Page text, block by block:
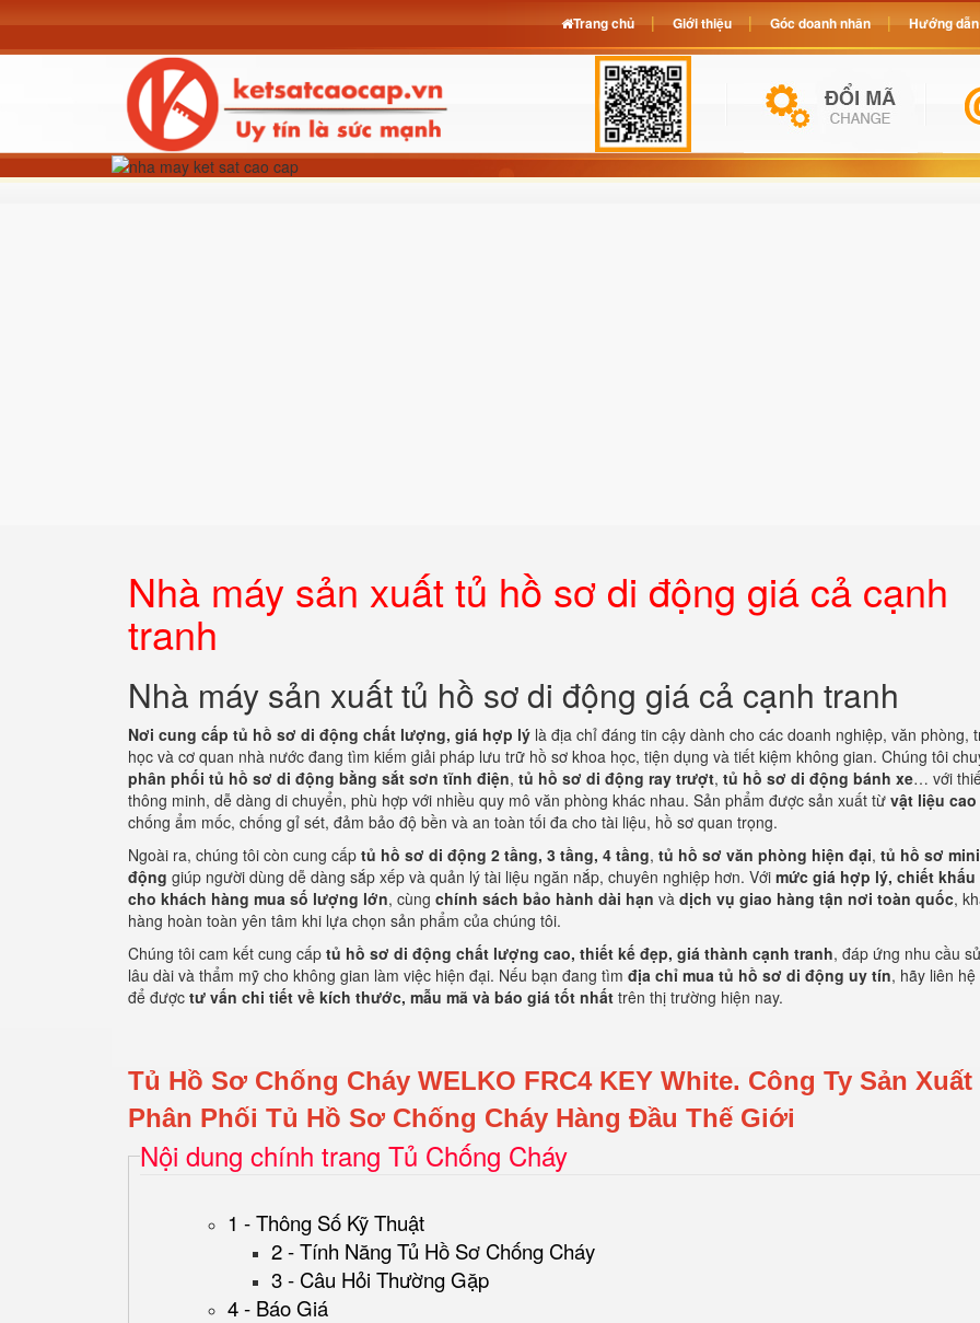
Nhà máy sản xuất tủ hồ sơ di động giá cả cạnh
tranh
Nhà máy sản xuất tủ hồ sơ di động giá cả cạnh tranh
Nơi cung cấp tủ hồ sơ di động chất lượng, giá hợp lý là địa chỉ đáng tin cậy dành cho các doanh nghiệp, văn phòng,
học và cơ quan nhà nước đang tìm kiếm giải pháp lưu trữ hồ sơ khoa học, tiện dụng và tiết kiệm không gian. Chúng tôi
phân phối tủ hồ sơ di động bằng sắt sơn tĩnh điện, tủ hồ sơ di động ray trượt, tủ hồ sơ di động bánh xe… với
thông minh, dễ dàng di chuyển, phù hợp với nhiều quy mô văn phòng khác nhau. Sản phẩm được sản xuất từ vật liệu
chống ẩm mốc, chống gỉ sét, đảm bảo độ bền và an toàn tối đa cho tài liệu, hồ sơ quan trọng.
Ngoài ra, chúng tôi còn cung cấp tủ hồ sơ di động 2 tầng, 3 tầng, 4 tầng, tủ hồ sơ văn phòng hiện đại, tủ hồ sơ
động giúp người dùng dễ dàng sắp xếp và quản lý tài liệu ngăn nắp, chuyên nghiệp hơn. Với mức giá hợp lý, chiết
cho khách hàng mua số lượng lớn, cùng chính sách bảo hành dài hạn và dịch vụ giao hàng tận nơi toàn quốc,
hàng hoàn toàn yên tâm khi lựa chọn sản phẩm của chúng tôi.
Chúng tôi cam kết cung cấp tủ hồ sơ di động chất lượng cao, thiết kế đẹp, giá thành cạnh tranh, đáp ứng nhu cầu
lâu dài và thẩm mỹ cho không gian làm việc hiện đại. Nếu bạn đang tìm địa chỉ mua tủ hồ sơ di động uy tín, hãy liên
để được tư vấn chi tiết về kích thước, mẫu mã và báo giá tốt nhất trên thị trường hiện nay.
Tủ Hồ Sơ Chống Cháy WELKO FRC4 KEY White. Công Ty Sản Xuất
Phân Phối Tủ Hồ Sơ Chống Cháy Hàng Đầu Thế Giới
Nội dung chính trang Tủ Chống Cháy
1 - Thông Số Kỹ Thuật
2 - Tính Năng Tủ Hồ Sơ Chống Cháy
3 - Câu Hỏi Thường Gặp
4 - Báo Giá
Trang chủ Giới thiệu Góc doanh nhân Hướng